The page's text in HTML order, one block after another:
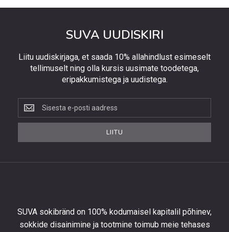
SUVA UUDISKIRI
Liitu uudiskirjaga, et saada 10% allahindlust esimeselt
tellimuselt ning olla kursis uusimate toodetega,
eripakkumistega ja uudistega.
Liitu
uudiskirjaga,
et
kursis
uusimate
LIITU
SUVA sokibränd on 100% kodumaisel kapitalil põhinev,
sokkide disainimine ja tootmine toimub meie tehases